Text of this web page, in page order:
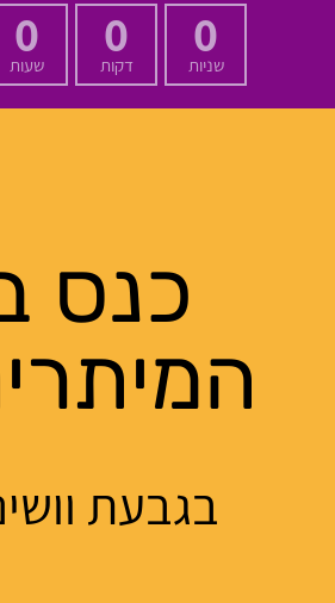
0
שניות
0
דקות
0
שעות
כנס
בגבעת